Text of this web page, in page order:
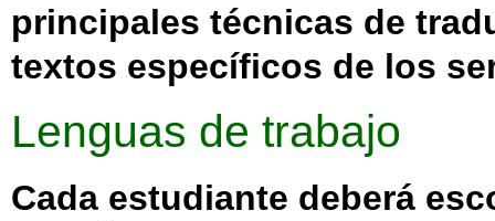
principales técnicas de
textos específicos de los
Lenguas de trabajo
Cada estudiante deberá